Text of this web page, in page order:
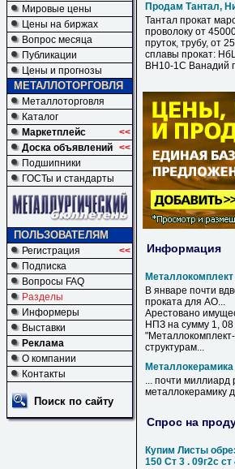
Мировые цены
Цены на биржах
Вопрос месяца
Публикации
Цены и прогнозы
МЕТАЛЛОТОРГОВЛЯ
Металлоторговля
Каталог
Маркетплейс
<<
Доска объявлений <<
Подшипники
ГОСТы и стандарты
ПОЛЬЗОВАТЕЛЯМ
Регистрация
<<
Подписка
Вопросы FAQ
Разделы
Информеры
Выставки
Реклама
О компании
Контакты
Поиск по сайту
Продам Тантал,
Тантал прокат
проволоку от
пруток, трубу, от
сплавы прокат:
ВН10-1С Ванадий
Информация
В январе почти
проката для АО...
Арестовано
НПЗ на сумму 1, 08
"Металлокомплект
структурам...
... почти миллиард
металлокерамику
Спрос на
Купим Листы
150 Ст 3 . 09г2с ст